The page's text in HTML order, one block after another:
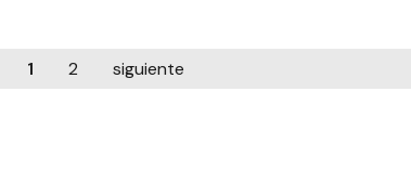
1 2 siguiente